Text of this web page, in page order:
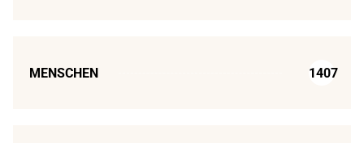
MENSCHEN 1407